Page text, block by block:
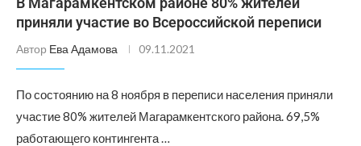
приняли участие во Всероссийской переписи
Автор Ева Адамова 09.11.2021
По состоянию на 8 ноября в переписи населения приняли
участие 80% жителей Магарамкентского района. 69,5%
работающего контингента …